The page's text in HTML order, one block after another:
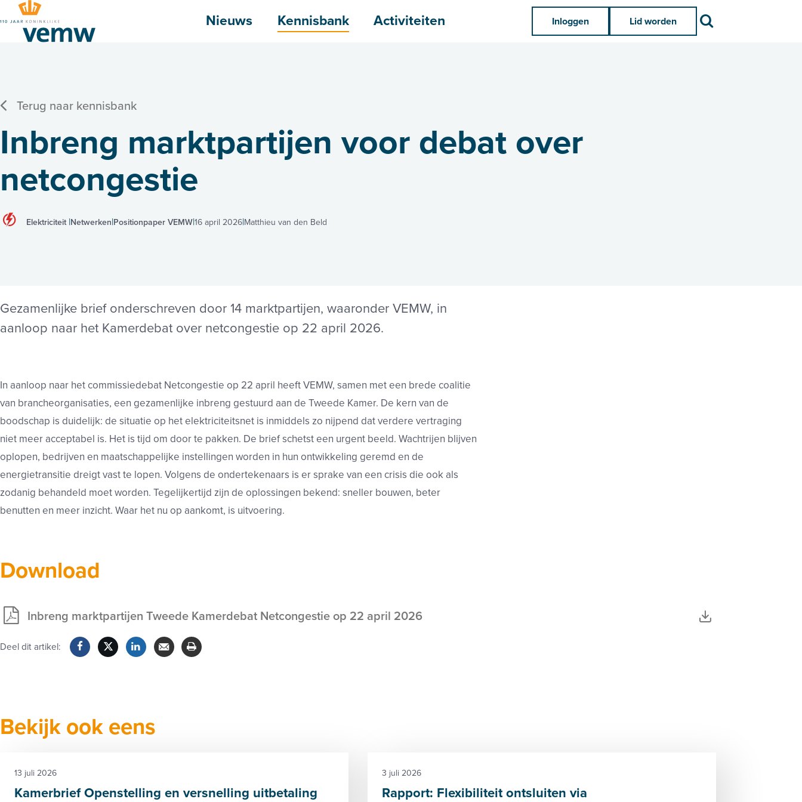
Nieuws Kennisbank Activiteiten Inloggen Lid worden
Terug naar kennisbank
Inbreng marktpartijen voor debat over
netcongestie
Elektriciteit Netwerken Positionpaper VEMW 16 april 2026 Matthieu van den Beld
Gezamenlijke brief onderschreven door 14 marktpartijen, waaronder VEMW, in
aanloop naar het Kamerdebat over netcongestie op 22 april 2026.
In aanloop naar het commissiedebat Netcongestie op 22 april heeft VEMW, samen met een brede coalitie
van brancheorganisaties, een gezamenlijke inbreng gestuurd aan de Tweede Kamer. De kern van de
boodschap is duidelijk: de situatie op het elektriciteitsnet is inmiddels zo nijpend dat verdere vertraging
niet meer acceptabel is. Het is tijd om door te pakken. De brief schetst een urgent beeld. Wachtrijen blijven
oplopen, bedrijven en maatschappelijke instellingen worden in hun ontwikkeling geremd en de
energietransitie dreigt vast te lopen. Volgens de ondertekenaars is er sprake van een crisis die ook als
zodanig behandeld moet worden. Tegelijkertijd zijn de oplossingen bekend: sneller bouwen, beter
benutten en meer inzicht. Waar het nu op aankomt, is uitvoering.
Download
Inbreng marktpartijen Tweede Kamerdebat Netcongestie op 22 april 2026
Deel dit artikel:
Bekijk ook eens
Kamerbrief Openstelling en versnelling uitbetaling
13 juli 2026
Rapport: Flexibiliteit ontsluiten via
3 juli 2026